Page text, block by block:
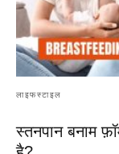
लाइफस्टाइल
स्तनपान बनाम